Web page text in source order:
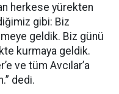
herkese yürekten
gibi: Biz
geldik. Biz günü
kurmaya geldik.
ve tüm Avcılar’a
dedi.